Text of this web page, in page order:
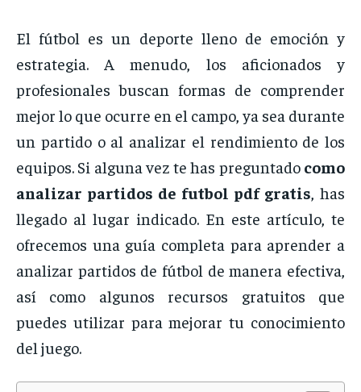
El fútbol esun deporte lleno de emoción y
estrategia. Amenudo, los aficionadosy
profesionalesbuscan formas de comprender
mejor lo que ocurre en el campo, ya sea durante
un partido o al analizar el rendimiento de los
equipos. Si algunavez tehas preguntado como
analizar partidos de futbol pdf gratis has
llegado al lugar indicado. En este artículo, te
ofrecemos una guía completa para aprender a
analizar partidos de fútbol demanera efectiva,
así como algunos recursos gratuitos que
puedes utilizar paramejorartu conocimiento
del juego.